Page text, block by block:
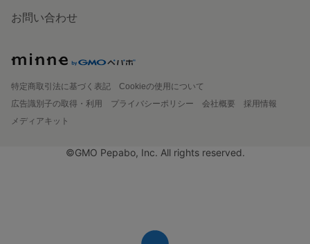
お問い合わせ
特定商取引法に基づく表記
Cookieの使用について
広告識別子の取得・利用
プライバシーポリシー 会社概要
採用情報
メディアキット
©GMO Pepabo, Inc. All rights reserved.